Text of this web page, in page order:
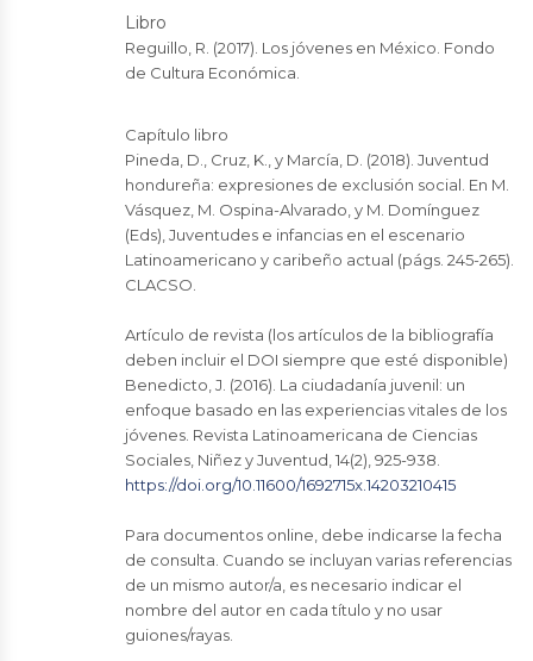
Libro
Reguillo, R. (2017). Los jóvenes en México. Fondo
de Cultura Económica.
Capítulo libro
Pineda, D., Cruz, K., y Marcía, D. (2018). Juventud
hondureña: expresiones de exclusión social. En M.
Vásquez, M. Ospina-Alvarado, y M. Domínguez
(Eds), Juventudes e infancias en el escenario
Latinoamericano y caribeño actual (págs. 245-265).
CLACSO.
Artículo de revista (los artículos de la bibliografía
deben incluir el DOI siempre que esté disponible)
Benedicto, J. (2016). La ciudadanía juvenil: un
enfoque basado en las experiencias vitales de los
jóvenes. Revista Latinoamericana de Ciencias
Sociales, Niñez y Juventud, 14(2), 925-938.
https://doi.org/10.11600/1692715x.14203210415
Para documentos online, debe indicarse la fecha
de consulta. Cuando se incluyan varias referencias
de un mismo autor/a, es necesario indicar el
nombre del autor en cada título y no usar
guiones/rayas.